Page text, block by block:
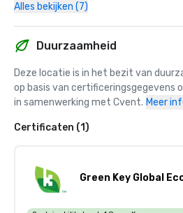
Alles bekijken (7)
Duurzaamheid
Deze locatie is in het bezit van
op basis van certificeringsgegevens
in samenwerking met Cvent. Meer
Certificaten (1)
Green Key Global